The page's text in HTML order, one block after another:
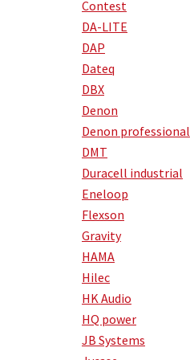
Contest
DA-LITE
DAP
Dateq
DBX
Denon
Denon professional
DMT
Duracell industrial
Eneloop
Flexson
Gravity
HAMA
Hilec
HK Audio
HQ power
JB Systems